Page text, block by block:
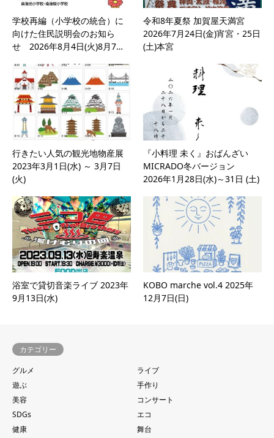
学校再編（小学校の統合）に
向けた住民説明会のお知ら
せ 2026年8月4日(火)8月7…
令和8年夏祭 加賀屋天満宮
2026年7月24日(金)宵宮・25日
(土)本宮
行きたい人気の観光地物産展
2023年3月1日(水) ～ 3月7日
(火)
『小料理 未く』おばんざい
MICRADO冬バージョン
2026年1月28日(水)～31日 (土)
浴室で貸切音楽ライブ 2023年
9月13日(水)
KOBO marche vol.4 2025年
12月7日(日)
カテゴリー
グルメ
ライブ
遊ぶ
手作り
美容
コンサート
SDGs
エコ
健康
舞台